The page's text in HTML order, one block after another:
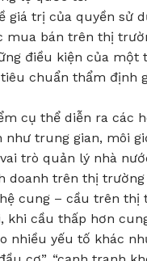
giá trị của quyền sử
mua bán trên thị
điều kiện của một
chuẩn thẩm định
cụ thể diễn ra các
trung gian, môi
trò quản lý nhà
doanh trên thị trường
cung – cầu trên thị
cầu thấp hơn
nhiều yếu tố khác